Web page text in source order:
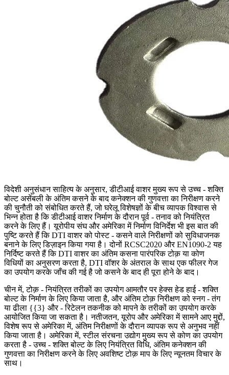
विदेशी अनुसंधान साहित्य के अनुसार, डीटीआई वाशर मुख्य रूप से उच्च - शक्ति
बोल्ट असेंबली के अंतिम कसने के बाद कनेक्शन की गुणवत्ता का निरीक्षण करने
की चुनौती को संबोधित करते हैं, जो घरेलू विशेषज्ञों के बीच व्यापक विश्वास से
भिन्न होता है कि डीटीआई वाशर निर्माण के दौरान पूर्व - तनाव को नियंत्रित
करने के लिए हैं। यूरोपीय संघ और अमेरिका में निर्माण विनिर्देश भी इस बात की
पुष्टि करते हैं कि DTI वाशर को पोस्ट - कसने वाले निरीक्षणों को सुविधाजनक
बनाने के लिए डिज़ाइन किया गया है। दोनों RCSC2020 और EN1090-2 यह
निर्दिष्ट करते हैं कि DTI वाशर का अंतिम कसना पारंपरिक टोक़ या कोण
विधियों का अनुसरण करता है, DTI वॉशर के अंतराल के साथ एक फीलर गेज
का उपयोग करके जाँच की गई है जो कसने के बाद ही पूरा होने के बाद।
चीन में, टोक़ - नियंत्रित तरीकों का उपयोग आमतौर पर हेक्स हेड हाई - शक्ति
बोल्ट के निर्माण के लिए किया जाता है, और अंतिम टोक़ निरीक्षण को स्नग - तंग
या ढीला {{3} और - रिटेलन तकनीक को मापने के तरीकों का उपयोग करके
आयोजित किया जा सकता है। नतीजतन, यूरोप और अमेरिका में सामने आए मुद्दों,
विशेष रूप से अमेरिका में, अंतिम निरीक्षणों के दौरान व्यापक रूप से अनुभव नहीं
किया जाता है। अमेरिका में, स्टील संरचना उद्योग मुख्य रूप से कोण का उपयोग
करता है - उच्च - शक्ति बोल्ट के लिए नियंत्रित विधि, अंतिम कनेक्शन की
गुणवत्ता का निरीक्षण करने के लिए अवशिष्ट टोक़ माप के लिए न्यूनतम विचार के
साथ।